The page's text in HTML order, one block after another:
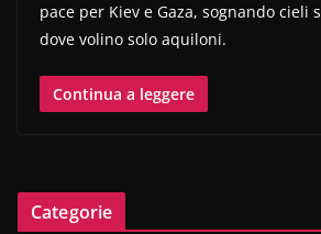
pace per Kiev e Gaza, sognando cieli
dove volino solo aquiloni.
Continua a leggere
Categorie